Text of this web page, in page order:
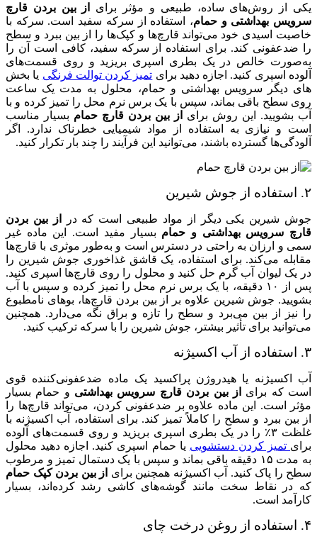
یکی از روش‌های ساده، طبیعی و مؤثر برای
از بین بردن قارچ
سرویس بهداشتی و حمام، استفاده از سرکه سفید است. سرکه با
خاصیت اسیدی خود می‌تواند قارچ‌ها و کپک‌ها را از بین ببرد و سطح
را ضدعفونی کند. برای استفاده از سرکه سفید، کافی است آن را
به‌صورت خالص در یک بطری اسپری بریزید و روی قسمت‌های
آلوده اسپری کنید. اجازه دهید برای تمیز کردن توالت فرنگی یا بخش
های دیگر سرویس بهداشتی و حمام، محلول به مدت یک ساعت
روی سطح باقی بماند، سپس با یک برس نرم محل را تمیز کرده و با
آب بشویید. این روش برای
از بین بردن قارچ حمام بسیار مناسب
است و نیازی به استفاده از مواد شیمیایی خطرناک ندارد. اگر
آلودگی‌ها گسترده باشند، می‌توانید این فرآیند را چند بار تکرار کنید.
۲. استفاده از جوش شیرین
جوش شیرین یکی دیگر از مواد طبیعی است که در
از بین بردن
قارچ سرویس بهداشتی و حمام بسیار مفید است. این ماده غیر
سمی و ارزان به راحتی در دسترس است و به‌طور موثری با قارچ‌ها
مقابله می‌کند. برای استفاده، یک قاشق غذاخوری جوش شیرین را
در یک لیوان آب گرم حل کنید و محلول را روی قارچ‌ها اسپری کنید.
پس از ۱۰ دقیقه، با یک برس نرم محل را تمیز کرده و سپس با آب
بشویید. جوش شیرین علاوه بر از بین بردن قارچ‌ها، بوهای نامطبوع
را نیز از بین می‌برد و سطح را تازه و براق نگه می‌دارد. همچنین
می‌توانید برای تأثیر بیشتر، جوش شیرین را با سرکه ترکیب کنید.
۳. استفاده از آب اکسیژنه
آب اکسیژنه یا هیدروژن پراکسید یک ماده ضدعفونی‌کننده قوی
است که برای از بین بردن قارچ سرویس بهداشتی و حمام بسیار
مؤثر است. این ماده علاوه بر ضدعفونی کردن، می‌تواند قارچ‌ها را
از بین ببرد و سطح را کاملاً تمیز کند. برای استفاده، آب اکسیژنه با
غلظت ۳٪ را در یک بطری اسپری بریزید و روی قسمت‌های آلوده
برای تمیز کردن دستشویی یا حمام اسپری کنید. اجازه دهید محلول
به مدت ۱۵ دقیقه باقی بماند و سپس با یک دستمال تمیز و مرطوب
سطح را پاک کنید. آب اکسیژنه همچنین برای از بین بردن کپک حمام
که در نقاط سخت مانند گوشه‌های کاشی رشد کرده‌اند، بسیار
کارآمد است.
۴. استفاده از روغن درخت چای